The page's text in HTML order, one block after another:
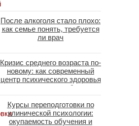
После алкоголя стало плохо:
как семье понять, требуется
ли врач
Кризис среднего возраста по-
новому: как современный
центр психического здоровья
помогает пересобрать
личность без таблеток
(методы ДПДГ и КПТ)
Курсы переподготовки по
клинической психологии:
окупаемость обучения и